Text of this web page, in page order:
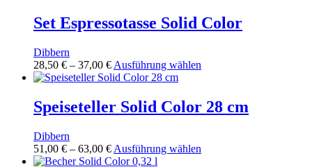
der
Produktseite
37,00 €
mehrere
Varianten
Optionen
der
Produktseite
Set Espressotasse Solid Color
Dibbern
28,50 € – 37,00 €Preisspanne:
28,50 €
37,00 €
Ausführung wählen
mehrere
Varianten
Optionen
Speiseteller Solid Color 28 cm
Dibbern
51,00 € – 63,00 €Preisspanne:
51,00 €
Ausführung wählen